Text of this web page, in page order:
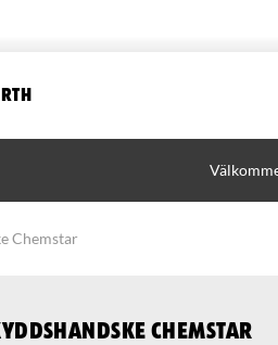
Chemstar
Chemstar